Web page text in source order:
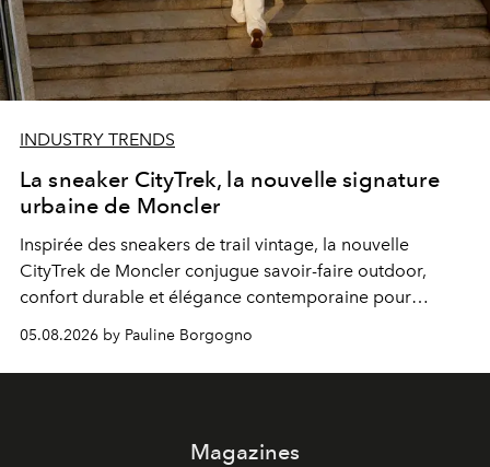
INDUSTRY TRENDS
La sneaker CityTrek, la nouvelle signature
urbaine de Moncler
Inspirée des sneakers de trail vintage, la nouvelle
CityTrek de Moncler conjugue savoir-faire outdoor,
confort durable et élégance contemporaine pour
accompagner les explorations du quotidien.
05.08.2026 by Pauline Borgogno
Magazines